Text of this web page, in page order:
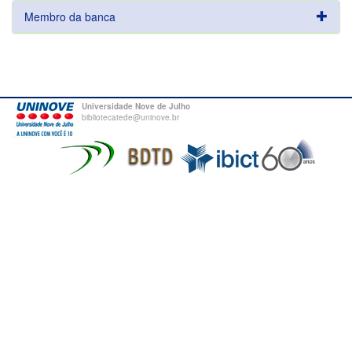
Membro da banca
Universidade Nove de Julho
bibliotecatede@uninove.br